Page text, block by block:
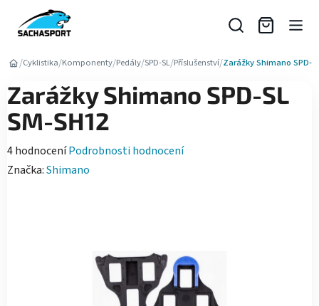
obsah
/Cyklistika/Komponenty/Pedály/SPD-SL/Příslušenství/Zarážky Shimano SPD-
Zarážky Shimano SPD-SL
SM-SH12
Průměrné
hodnocení
4 hodnoceníPodrobnosti hodnocení
Značka:Shimano